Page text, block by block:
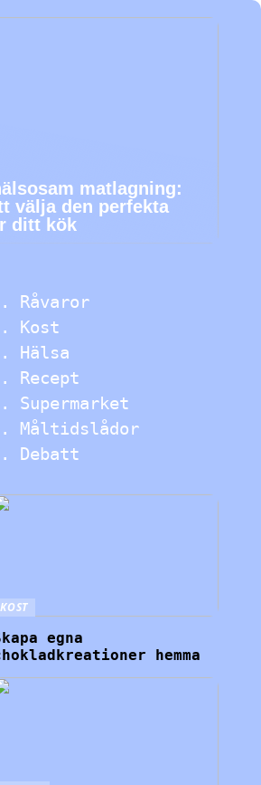
matlagning:
välja den perfekta
ditt kök
Råvaror
Kost
Hälsa
Recept
Supermarket
Måltidslådor
Debatt
KOST
egna
hemma